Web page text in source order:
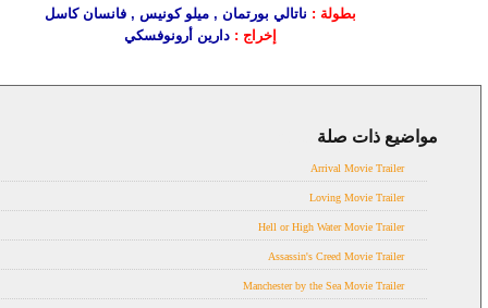
بطولة : ناتالي بورتمان , ميلو كونيس , فانسان كاسل
إخراج : دارين أرونوفسكي
مواضيع ذات صلة
Arrival Movie Trailer
Loving Movie Trailer
Hell or High Water Movie Trailer
Assassin's Creed Movie Trailer
Manchester by the Sea Movie Trailer